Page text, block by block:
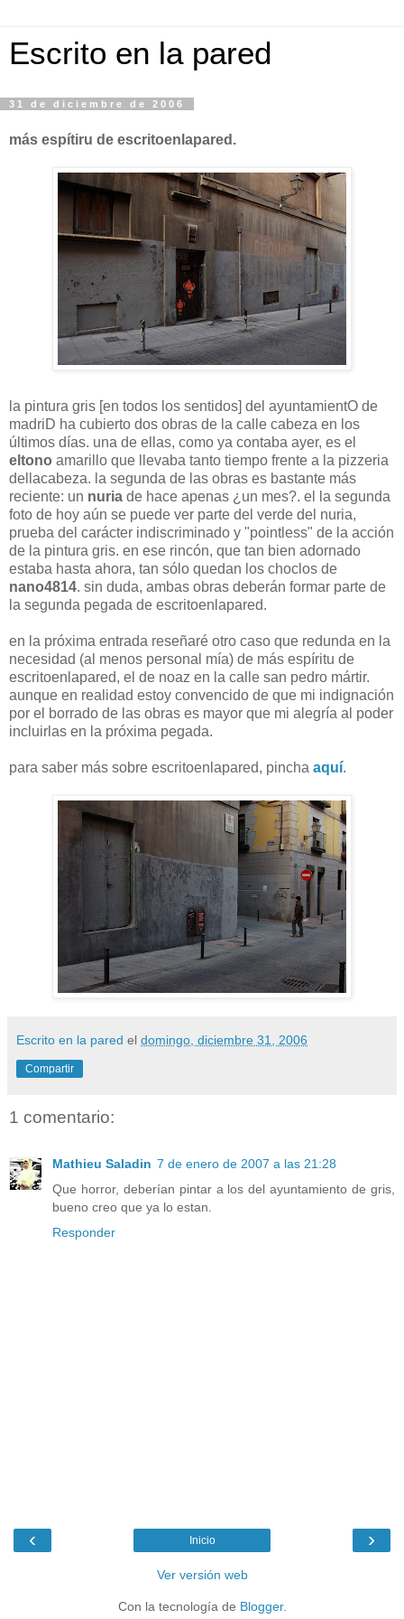
Escrito en la pared
31 de diciembre de 2006
más espítiru de escritoenlapared.
la pintura gris [en todos los sentidos] del ayuntamientO de
madriD ha cubierto dos obras de la calle cabeza en los
últimos días. una de ellas, como ya contaba ayer, es el
eltono amarillo que llevaba tanto tiempo frente a la pizzeria
dellacabeza. la segunda de las obras es bastante más
reciente: un nuria de hace apenas ¿un mes?. el la segunda
foto de hoy aún se puede ver parte del verde del nuria,
prueba del carácter indiscriminado y "pointless" de la acción
de la pintura gris. en ese rincón, que tan bien adornado
estaba hasta ahora, tan sólo quedan los choclos de
nano4814. sin duda, ambas obras deberán formar parte de
la segunda pegada de escritoenlapared.
en la próxima entrada reseñaré otro caso que redunda en la
necesidad (al menos personal mía) de más espíritu de
escritoenlapared, el de noaz en la calle san pedro mártir.
aunque en realidad estoy convencido de que mi indignación
por el borrado de las obras es mayor que mi alegría al poder
incluirlas en la próxima pegada.
para saber más sobre escritoenlapared, pincha aquí.
Escrito en la pared el domingo, diciembre 31, 2006
Compartir
1 comentario:
Mathieu Saladin 7 de enero de 2007 a las 21:28
Que horror, deberían pintar a los del ayuntamiento de gris,
bueno creo que ya lo estan.
Responder
‹ ›
Inicio
Ver versión web
Con la tecnología de Blogger.